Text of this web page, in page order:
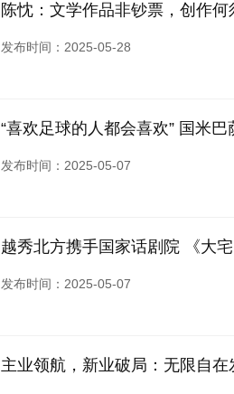
陈忱：文学作品非钞票，创作
发布时间：2025-05-28
“喜欢足球的人都会喜欢” 国米
发布时间：2025-05-07
越秀北方携手国家话剧院 《大
发布时间：2025-05-07
主业领航，新业破局：无限自